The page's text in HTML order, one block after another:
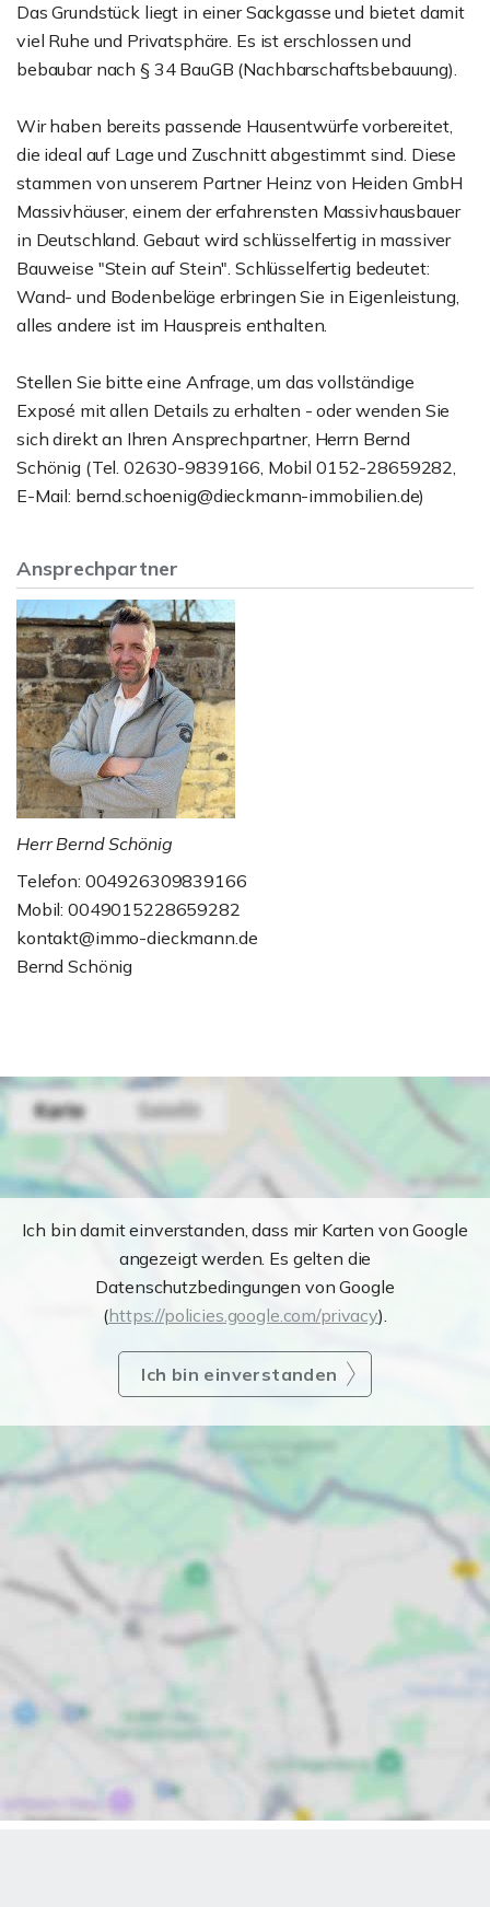
Das Grundstück liegt in einer Sackgasse und bietet damit
viel Ruhe und Privatsphäre. Es ist erschlossen und
bebaubar nach § 34 BauGB (Nachbarschaftsbebauung).
Wir haben bereits passende Hausentwürfe vorbereitet,
die ideal auf Lage und Zuschnitt abgestimmt sind. Diese
stammen von unserem Partner Heinz von Heiden GmbH
Massivhäuser, einem der erfahrensten Massivhausbauer
in Deutschland. Gebaut wird schlüsselfertig in massiver
Bauweise "Stein auf Stein". Schlüsselfertig bedeutet:
Wand- und Bodenbeläge erbringen Sie in Eigenleistung,
alles andere ist im Hauspreis enthalten.
Stellen Sie bitte eine Anfrage, um das vollständige
Exposé mit allen Details zu erhalten - oder wenden Sie
sich direkt an Ihren Ansprechpartner, Herrn Bernd
Schönig (Tel. 02630-9839166, Mobil 0152-28659282,
E-Mail: bernd.schoenig@dieckmann-immobilien.de)
Ansprechpartner
Herr Bernd Schönig
Telefon: 004926309839166
Mobil: 0049015228659282
kontakt@immo-dieckmann.de
Bernd Schönig
Ich bin damit einverstanden, dass mir Karten von Google
angezeigt werden. Es gelten die
Datenschutzbedingungen von Google
(https://policies.google.com/privacy).
Ich bin einverstanden